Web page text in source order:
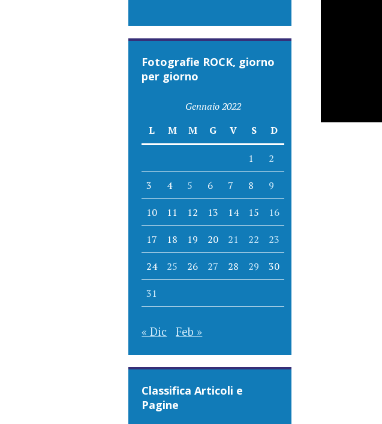
Fotografie ROCK, giorno
per giorno
Gennaio 2022
L
M M G V S D
1 2
3 4 5 6 7 8 9
10 11 12 13 14 15 16
17 18 19 20 21 22 23
24 25 26 27 28 29 30
31
« Dic Feb »
Classifica Articoli e
Pagine